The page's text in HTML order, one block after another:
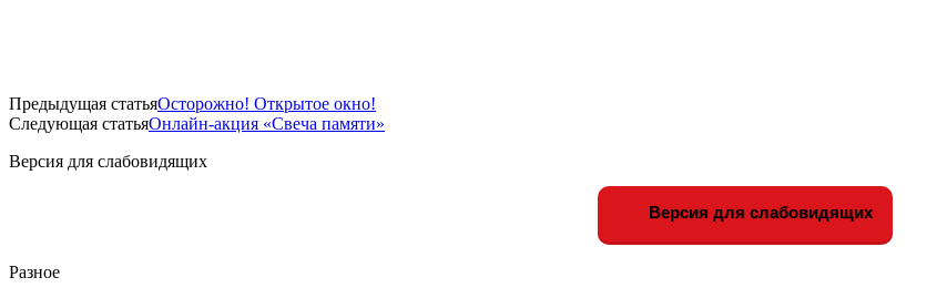
Предыдущая статьяОсторожно! Открытое окно!
Следующая статьяОнлайн-акция «Свеча памяти»
Версия для слабовидящих
Версия для слабовидящих
Разное